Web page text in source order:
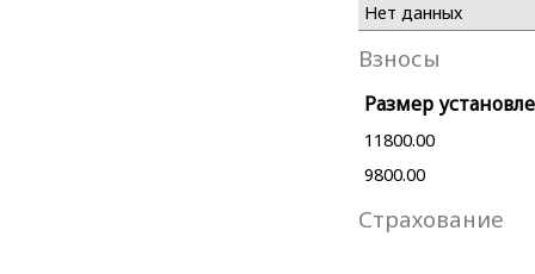
Нет данных
Взносы
Размер
11800.00
9800.00
Страхование